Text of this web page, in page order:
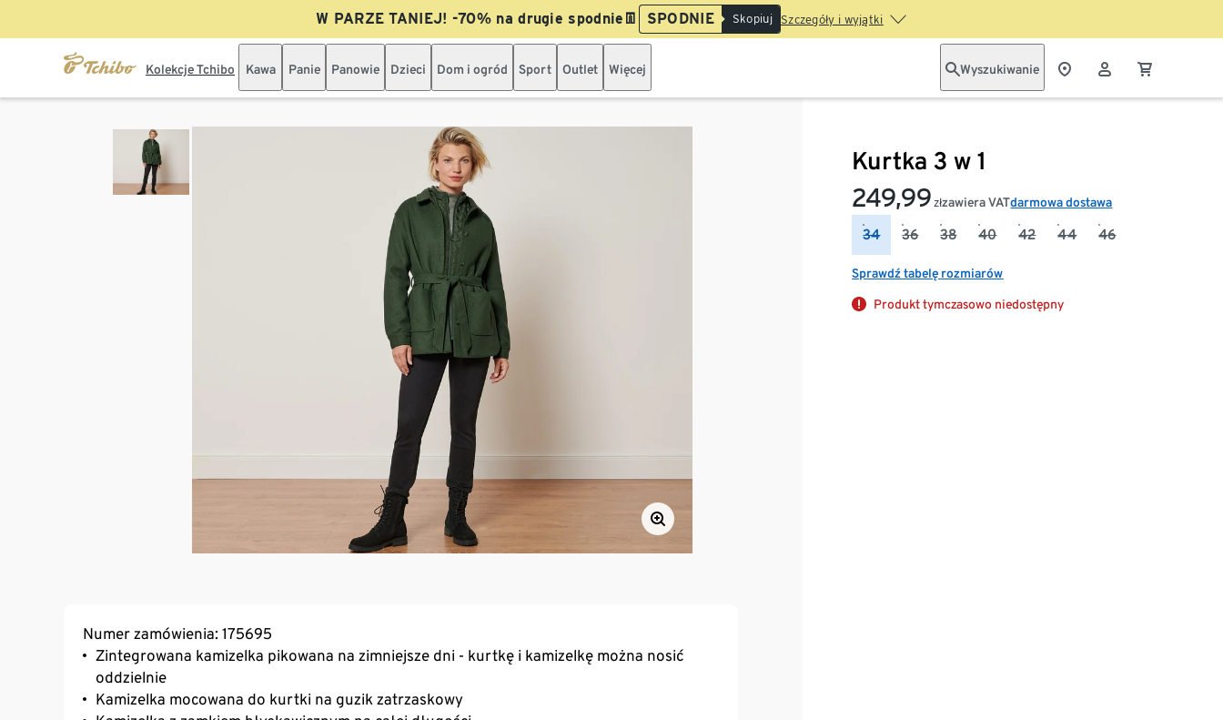
W PARZE TANIEJ! -70% na drugie spodnie👖 SPODNIE Skopiuj Szczegóły i wyjątki
Kolekcje Tchibo Kawa Panie Panowie Dzieci Dom i ogród Sport Outlet Więcej Wyszukiwanie
Kurtka 3 w 1
249,99 złzawiera VATdarmowa dostawa
34 36 38 40 42 44 46
Sprawdź tabelę rozmiarów
Produkt tymczasowo niedostępny
Numer zamówienia: 175695
Zintegrowana kamizelka pikowana na zimniejsze dni - kurtkę i kamizelkę można nosić
oddzielnie
Kamizelka mocowana do kurtki na guzik zatrzaskowy